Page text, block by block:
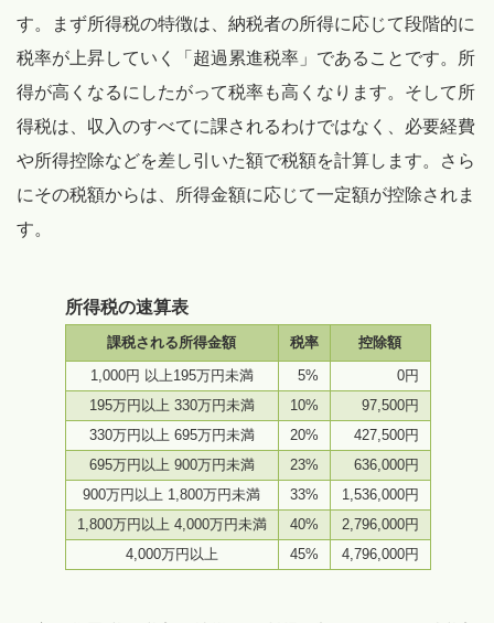
す。まず所得税の特徴は、納税者の所得に応じて段階的に
税率が上昇していく「超過累進税率」であることです。所
得が高くなるにしたがって税率も高くなります。そして所
得税は、収入のすべてに課されるわけではなく、必要経費
や所得控除などを差し引いた額で税額を計算します。さら
にその税額からは、所得金額に応じて一定額が控除されま
す。
所得税の速算表
課税される所得金額 税率
控除額
1,000円 以上195万円未満
5%
0円
195万円以上 330万円未満
10%
97,500円
330万円以上 695万円未満
20%
427,500円
695万円以上 900万円未満
23%
636,000円
900万円以上 1,800万円未満
33%
1,536,000円
1,800万円以上 4,000万円未満
40%
2,796,000円
4,000万円以上
45% 4,796,000円